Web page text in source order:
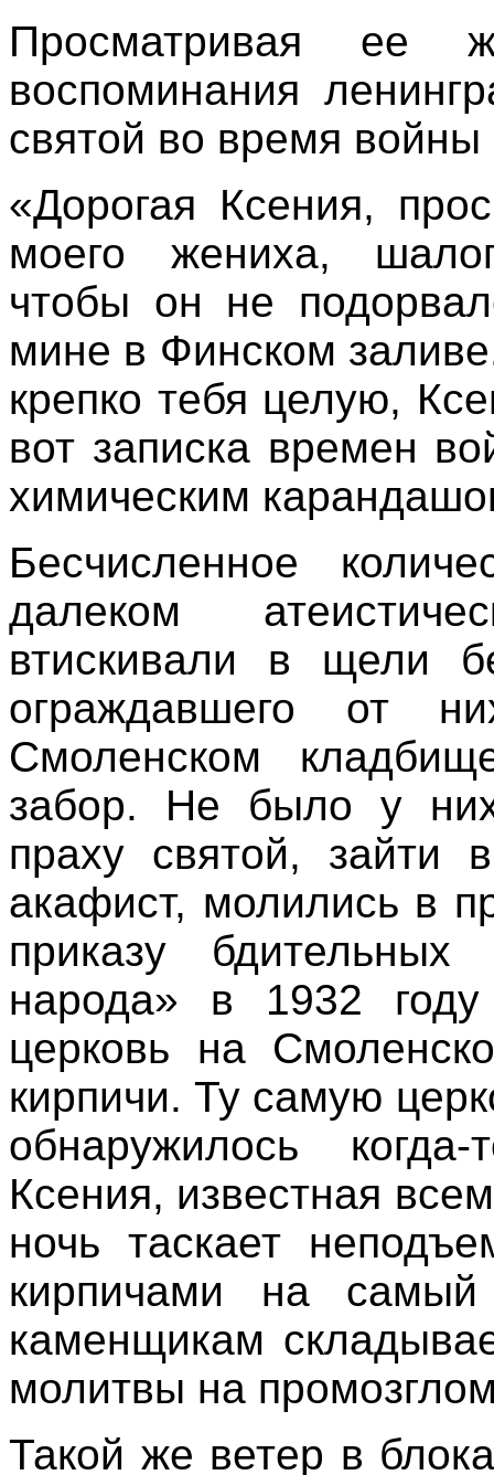
Просматривая ее
воспоминания
святой во время
«Дорогая Ксения,
моего жениха,
чтобы он не
мине в Финском
крепко тебя целую,
вот записка времен
химическим
Бесчисленное
далеком
втискивали в щели
ограждавшего от
Смоленском
забор. Не было у них
праху святой, зайти
акафист, молились в
приказу
народа» в 1932
церковь на
кирпичи. Ту самую
обнаружилось
Ксения, известная
ночь таскает
кирпичами на
каменщикам
молитвы на
Такой же ветер в